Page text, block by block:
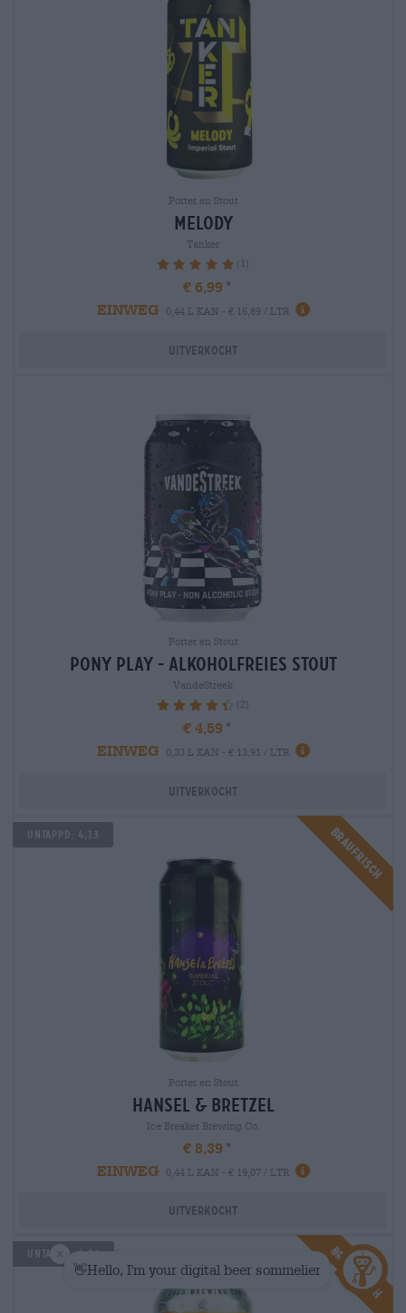
Porter en Stout
melody
Tanker
100% (1)
€ 6,99
EINWEG
0,44 L KAN - € 15,89 / LTR
Uitverkocht
Porter en Stout
pony play - alkoholfreies stout
VandeStreek
90% (2)
€ 4,59
EINWEG
0,33 L KAN - € 13,91 / LTR
Uitverkocht
Braufrisch
Untappd: 4,13
Porter en Stout
hansel & bretzel
Ice Breaker Brewing Co.
€ 8,39
EINWEG
0,44 L KAN - € 19,07 / LTR
Uitverkocht
Braufrisch
UNTAPPD: 4,05